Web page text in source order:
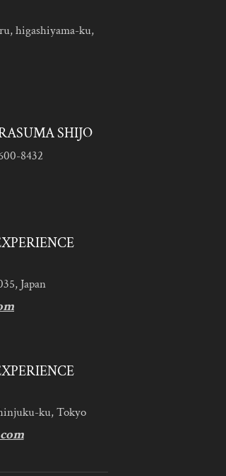
higashiyama-ku,
SHIJO
8432
Japan
ku, Tokyo